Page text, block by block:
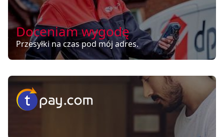
Doceniam wygodę
Przesyłki na czas pod mój adres.